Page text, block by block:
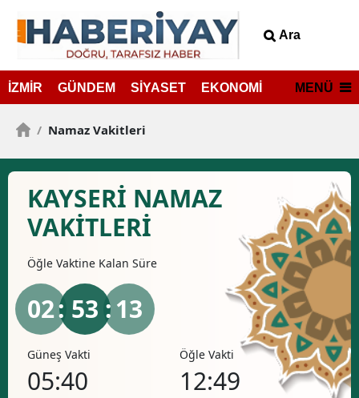
Ara
İZMİR GÜNDEM SİYASET EKONOMİ MENÜ
/ Namaz Vakitleri
KAYSERI NAMAZ
VAKİTLERİ
Öğle Vaktine Kalan Süre
02: 53 :13
Güneş Vakti
05:40
Öğle Vakti
12:49